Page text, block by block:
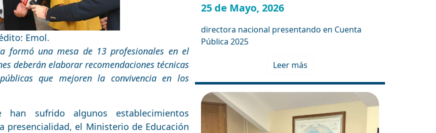
Emol.
formó una mesa de 13 profesionales en el
deberán elaborar recomendaciones técnicas
que mejoren la convivencia en los
sufrido algunos establecimientos
presencialidad, el Ministerio de Educación
25 de Mayo, 2026
directora nacional presentando en Cuenta
Pública 2025
Leer más